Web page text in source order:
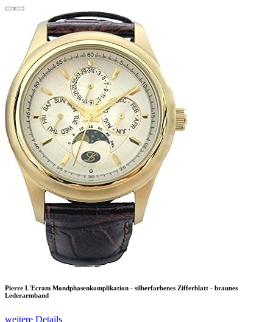
Pierre L'Ecram Mondphasenkomplikation - silberfarbenes Zifferblatt - braunes
Lederarmband
weitere Details